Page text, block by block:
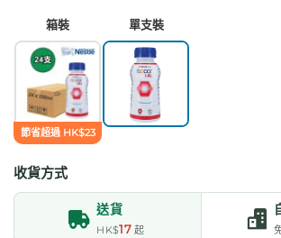
箱裝
節省超過 HK$23
單支裝
收貨方式
送貨
HK$17 起